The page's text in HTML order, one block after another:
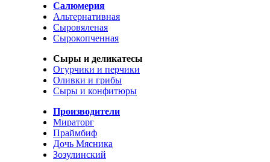
Салюмерия
Альтернативная
Сыровяленая
Сырокопченная
Сыры и деликатесы
Огурчики и перчики
Оливки и грибы
Сыры и конфитюры
Производители
Мираторг
Праймбиф
Дочь Мясника
Зозулинский